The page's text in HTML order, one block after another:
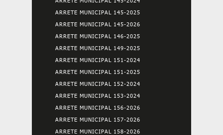
ARRETE MUNICIPAL 145-2025
ARRETE MUNICIPAL 145-2026
ARRETE MUNICIPAL 146-2025
ARRETE MUNICIPAL 149-2025
ARRETE MUNICIPAL 151-2024
ARRETE MUNICIPAL 151-2025
ARRETE MUNICIPAL 152-2024
ARRETE MUNICIPAL 153-2024
ARRETE MUNICIPAL 156-2026
ARRETE MUNICIPAL 157-2026
ARRETE MUNICIPAL 158-2026